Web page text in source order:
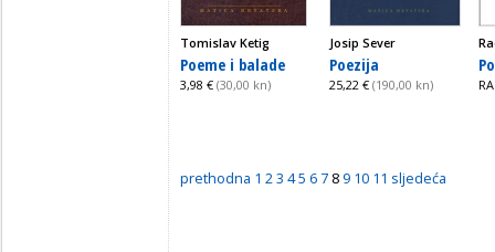
Tomislav Ketig
Poeme i balade
3,98 € (30,00 kn)
Josip Sever
Poezija
25,22 € (190,00 kn)
prethodna 1 23 45 6 7 8 9 10 11 sljedeća